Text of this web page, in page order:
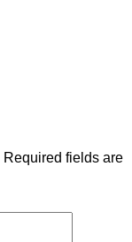
Required fields are